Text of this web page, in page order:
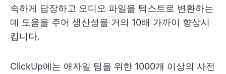
속하게 답장하고 오디오 파일을 텍스트로 변환하는
데 도움을 주어 생산성을 거의 10배 가까이 향상시
킵니다.
ClickUp에는 애자일 팀을 위한 1000개 이상의 사전